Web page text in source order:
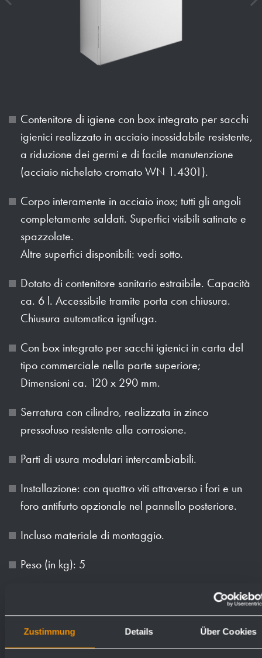
Zustimmung Details Über Cookies
Contenitore di igiene con box integrato per sacchi
igienici realizzato in acciaio inossidabile resistente,
a riduzione dei germi e di facile manutenzione
(acciaio nichelato cromato WN 1.4301).
Corpo interamente in acciaio inox; tutti gli angoli
completamente saldati. Superfici visibili satinate e
spazzolate.
Altre superfici disponibili: vedi sotto.
Dotato di contenitore sanitario estraibile. Capacità
ca. 6 l. Accessibile tramite porta con chiusura.
Chiusura automatica ignifuga.
Con box integrato per sacchi igienici in carta del
tipo commerciale nella parte superiore;
Dimensioni ca. 120 x 290 mm.
Serratura con cilindro, realizzata in zinco
pressofuso resistente alla corrosione.
Parti di usura modulari intercambiabili.
Installazione: con quattro viti attraverso i fori e un
foro antifurto opzionale nel pannello posteriore.
Incluso materiale di montaggio.
Peso (in kg): 5
Superfici disponibili Numeri d'ordine
satinato (standard) 728100